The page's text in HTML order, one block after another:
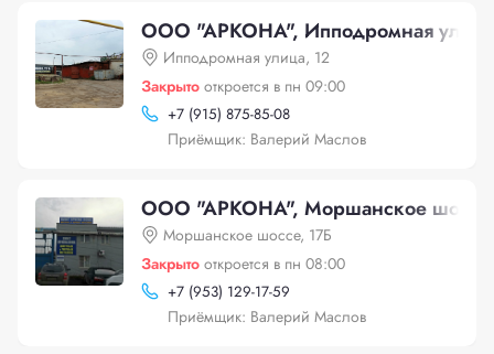
ООО "АРКОНА", Ипподромная
Ипподромная улица, 12
Закрыто откроется в пн 09:00
+7 (915) 875-85-08
Приёмщик: Валерий Маслов
ООО "АРКОНА", Моршанское
Моршанское шоссе, 17Б
Закрыто откроется в пн 08:00
+7 (953) 129-17-59
Приёмщик: Валерий Маслов